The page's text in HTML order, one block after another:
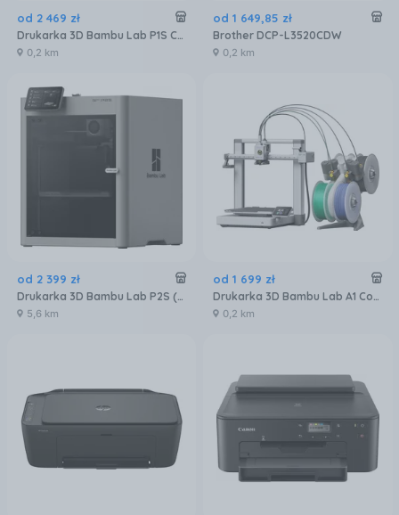
od 2 469 zł
Drukarka 3D Bambu Lab P1S Combo (P1SCOMBO)
0,2 km
od 1 649,85 zł
Brother DCP-L3520CDW
0,2 km
od 2 399 zł
Drukarka 3D Bambu Lab P2S (PF004UEU)
5,6 km
od 1 699 zł
Drukarka 3D Bambu Lab A1 Combo (PF002A+SA005EU2)
0,2 km